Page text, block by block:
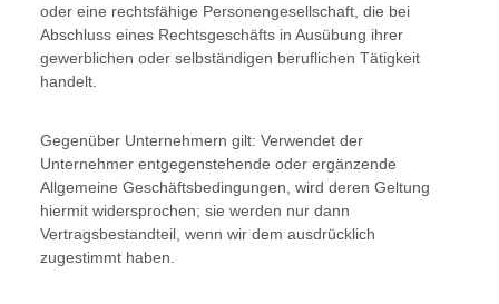
oder eine rechtsfähige Personengesellschaft, die bei
Abschluss eines Rechtsgeschäfts in Ausübung ihrer
gewerblichen oder selbständigen beruflichen Tätigkeit
handelt.
Gegenüber Unternehmern gilt: Verwendet der
Unternehmer entgegenstehende oder ergänzende
Allgemeine Geschäftsbedingungen, wird deren Geltung
hiermit widersprochen; sie werden nur dann
Vertragsbestandteil, wenn wir dem ausdrücklich
zugestimmt haben.